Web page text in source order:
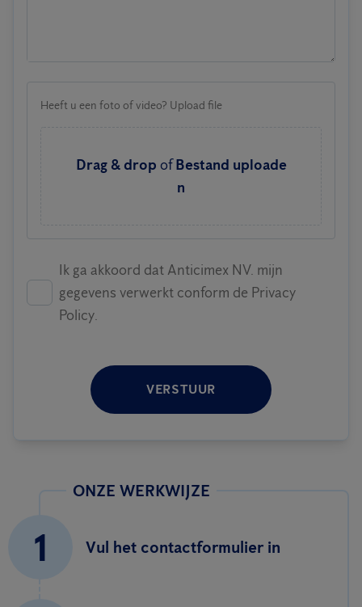
Heeft u een foto of video? Upload file
Drag & drop of Bestand uploade
n
Ik ga akkoord dat Anticimex NV. mijn
gegevens verwerkt conform de Privacy
Policy.
VERSTUUR
ONZE WERKWIJZE
1 Vul het contactformulier in